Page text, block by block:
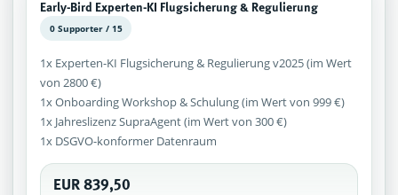
Early-Bird Experten-KI Flugsicherung & Regulierung
0 Supporter / 15
1x Experten-KI Flugsicherung & Regulierung v2025 (im Wert
von 2800 €)
1x Onboarding Workshop & Schulung (im Wert von 999 €)
1x Jahreslizenz SupraAgent (im Wert von 300 €)
1x DSGVO-konformer Datenraum
EUR 839,50